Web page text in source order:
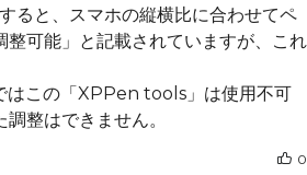
ると、スマホの縦横比に合わせてペ
整可能」と記載されていますが、これ
はこの「XPPen tools」は使用不可
整はできません。
0